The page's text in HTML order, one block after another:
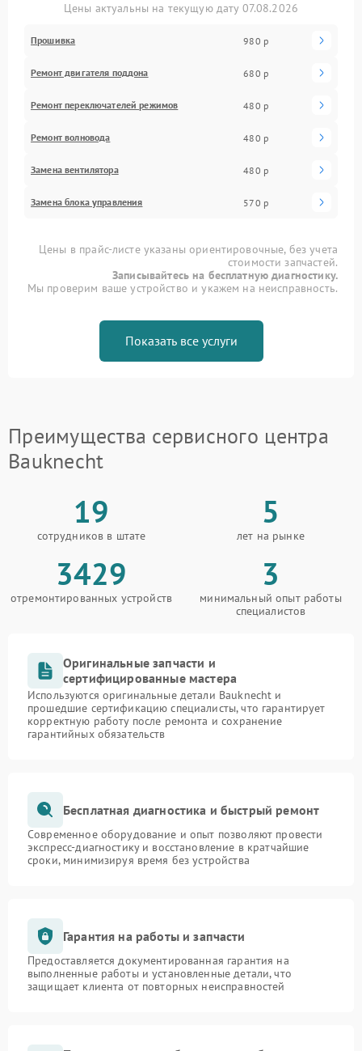
Цены актуальны на текущую дату 07.08.2026
Прошивка 980 р
Ремонт двигателя поддона 680 р
Ремонт переключателей режимов 480 р
Ремонт волновода 480 р
Замена вентилятора 480 р
Замена блока управления 570 р
Цены в прайс-листе указаны ориентировочные, без учета
стоимости запчастей.
Записывайтесь на бесплатную диагностику.
Мы проверим ваше устройство и укажем на неисправность.
Показать все услуги
Преимущества сервисного центра
Bauknecht
19
сотрудников в штате
5
лет на рынке
3429
отремонтированных устройств
3
минимальный опыт работы
специалистов
Оригинальные запчасти и
сертифицированные мастера
Используются оригинальные детали Bauknecht и
прошедшие сертификацию специалисты, что гарантирует
корректную работу после ремонта и сохранение
гарантийных обязательств
Бесплатная диагностика и быстрый ремонт
Современное оборудование и опыт позволяют провести
экспресс-диагностику и восстановление в кратчайшие
сроки, минимизируя время без устройства
Гарантия на работы и запчасти
Предоставляется документированная гарантия на
выполненные работы и установленные детали, что
защищает клиента от повторных неисправностей